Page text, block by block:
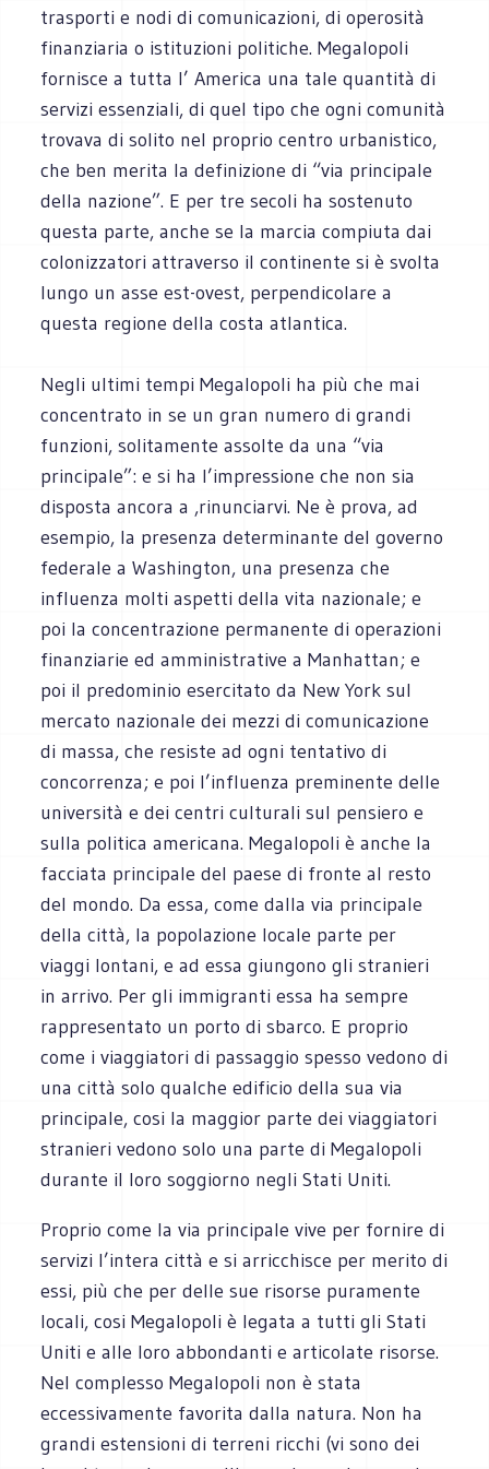
trasporti e nodi di comunicazioni, di operosità
finanziaria o istituzioni politiche. Megalopoli
fornisce a tutta l’ America una tale quantità di
servizi essenziali, di quel tipo che ogni comunità
trovava di solito nel proprio centro urbanistico,
che ben merita la definizione di “via principale
della nazione”. E per tre secoli ha sostenuto
questa parte, anche se la marcia compiuta dai
colonizzatori attraverso il continente si è svolta
lungo un asse est-ovest, perpendicolare a
questa regione della costa atlantica.
Negli ultimi tempi Megalopoli ha più che mai
concentrato in se un gran numero di grandi
funzioni, solitamente assolte da una “via
principale”: e si ha l’impressione che non sia
disposta ancora a ,rinunciarvi. Ne è prova, ad
esempio, la presenza determinante del governo
federale a Washington, una presenza che
influenza molti aspetti della vita nazionale; e
poi la concentrazione permanente di operazioni
finanziarie ed amministrative a Manhattan; e
poi il predominio esercitato da New York sul
mercato nazionale dei mezzi di comunicazione
di massa, che resiste ad ogni tentativo di
concorrenza; e poi l’influenza preminente delle
università e dei centri culturali sul pensiero e
sulla politica americana. Megalopoli è anche la
facciata principale del paese di fronte al resto
del mondo. Da essa, come dalla via principale
della città, la popolazione locale parte per
viaggi lontani, e ad essa giungono gli stranieri
in arrivo. Per gli immigranti essa ha sempre
rappresentato un porto di sbarco. E proprio
come i viaggiatori di passaggio spesso vedono di
una città solo qualche edificio della sua via
principale, cosi la maggior parte dei viaggiatori
stranieri vedono solo una parte di Megalopoli
durante il loro soggiorno negli Stati Uniti.
Proprio come la via principale vive per fornire di
servizi l’intera città e si arricchisce per merito di
essi, più che per delle sue risorse puramente
locali, cosi Megalopoli è legata a tutti gli Stati
Uniti e alle loro abbondanti e articolate risorse.
Nel complesso Megalopoli non è stata
eccessivamente favorita dalla natura. Non ha
grandi estensioni di terreni ricchi (vi sono dei